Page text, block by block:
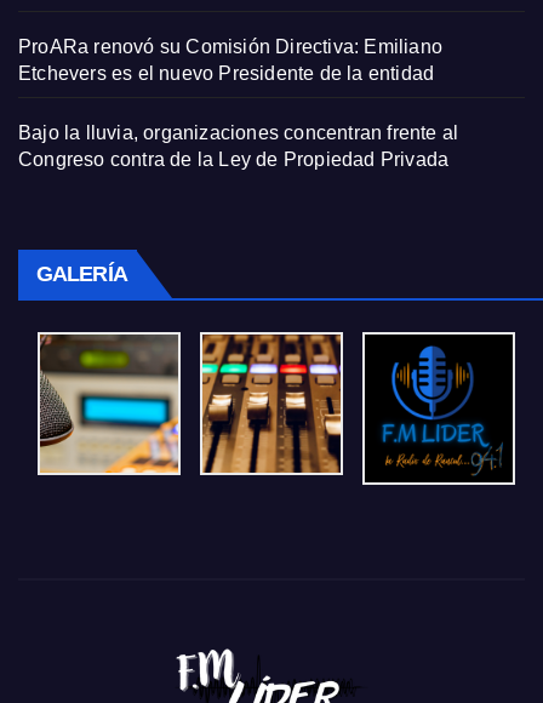
ProARa renovó su Comisión Directiva: Emiliano
Etchevers es el nuevo Presidente de la entidad
Bajo la lluvia, organizaciones concentran frente al
Congreso contra de la Ley de Propiedad Privada
GALERÍA